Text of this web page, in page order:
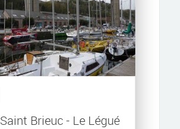
Saint Brieuc - Le Légué